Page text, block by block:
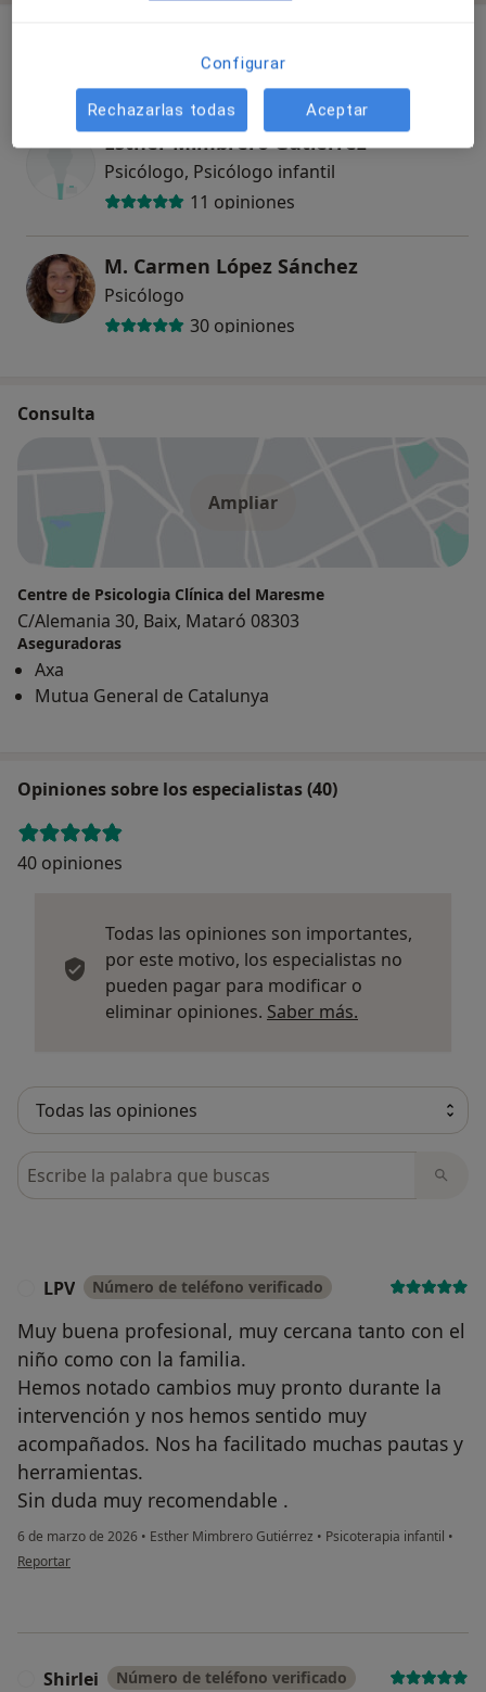
Esther Mimbrero Gutiérrez
Psicólogo, Psicólogo infantil
11 opiniones
M. Carmen López Sánchez
Psicólogo
30 opiniones
Consulta
Ampliar
Centre de Psicologia Clínica del Maresme
C/Alemania 30, Baix, Mataró 08303
Aseguradoras
Axa
Mutua General de Catalunya
Opiniones sobre los especialistas (40)
40 opiniones
Todas las opiniones son importantes,
por este motivo, los especialistas no
pueden pagar para modificar o
eliminar opiniones. Saber más.
Busca en opiniones
LPV Número de teléfono verificado
Muy buena profesional, muy cercana tanto con el
niño como con la familia.
Hemos notado cambios muy pronto durante la
intervención y nos hemos sentido muy
acompañados. Nos ha facilitado muchas pautas y
herramientas.
Sin duda muy recomendable .
6 de marzo de 2026 • Esther Mimbrero Gutiérrez • Psicoterapia infantil •
en opinión del usuario LPV
Reportar
Shirlei Número de teléfono verificado
Configurar
Rechazarlas todas Aceptar